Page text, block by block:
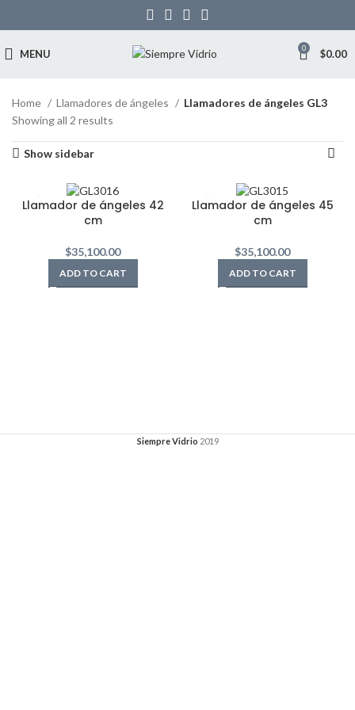
MENU 0 $0.00
Home Llamadores de ángeles
Llamadores de ángeles GL3
Showing all 2 results
Show sidebar
Llamador de ángeles 42
cm
$35,100.00
ADD TO CART
Llamador de ángeles 45
cm
$35,100.00
ADD TO CART
Siempre Vidrio 2019